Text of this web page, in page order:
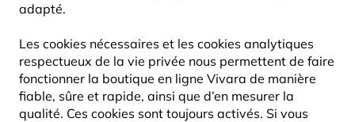
adapté.
Les cookies nécessaires et les cookies analytiques
respectueux de la vie privée nous permettent de faire
fonctionner la boutique en ligne Vivara de manière
fiable, sûre et rapide, ainsi que d’en mesurer la
qualité. Ces cookies sont toujours activés. Si vous
NOUVEAUTÉS
Découvrez nos derniers produits, soigneusement conçus
pour soutenir et nourrir les oiseaux et la faune de jardin
de votre jardin.